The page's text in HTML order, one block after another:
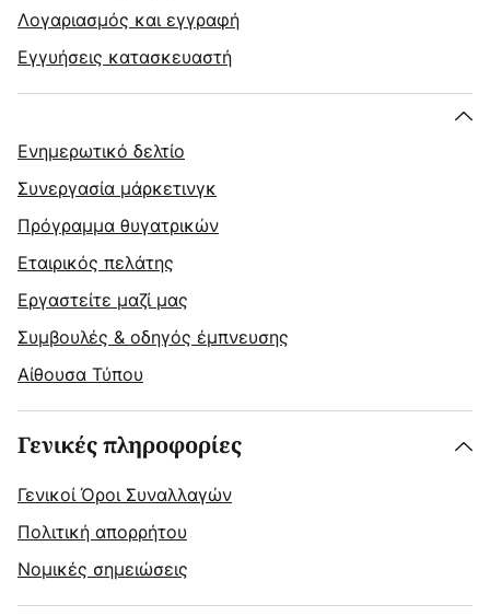
Λογαριασμός και εγγραφή
Εγγυήσεις κατασκευαστή
Ενημερωτικό δελτίο
Συνεργασία μάρκετινγκ
Πρόγραμμα θυγατρικών
Εταιρικός πελάτης
Εργαστείτε μαζί μας
Συμβουλές & οδηγός έμπνευσης
Αίθουσα Τύπου
Γενικές πληροφορίες
Γενικοί Όροι Συναλλαγών
Πολιτική απορρήτου
Νομικές σημειώσεις